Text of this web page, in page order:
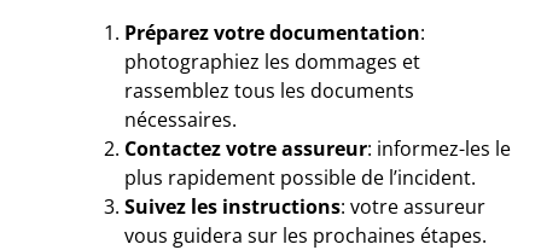
Préparez votre documentation:
photographiez les dommages et
rassemblez tous les documents
nécessaires.
Contactez votre assureur: informez-les le
plus rapidement possible de l’incident.
Suivez les instructions: votre assureur
vous guidera sur les prochaines étapes.